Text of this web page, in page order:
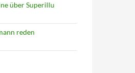
über Superillu
reden